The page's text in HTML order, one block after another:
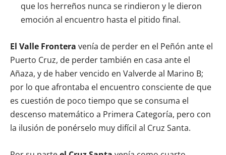
que los herreños nunca se rindieron y le dieron
emoción al encuentro hasta el pitido final.
El Valle Frontera venía de perder en el Peñón ante el
Puerto Cruz, de perder también en casa ante el
Añaza, y de haber vencido en Valverde al Marino B;
por lo que afrontaba el encuentro consciente de que
es cuestión de poco tiempo que se consuma el
descenso matemático a Primera Categoría, pero con
la ilusión de ponérselo muy difícil al Cruz Santa.